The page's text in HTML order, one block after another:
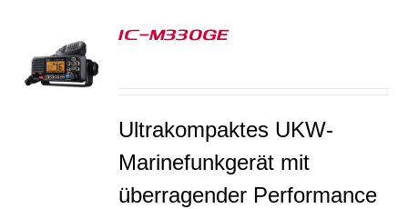
IC-M330GE
Ultrakompaktes UKW-
Marinefunkgerät mit
überragender Performance